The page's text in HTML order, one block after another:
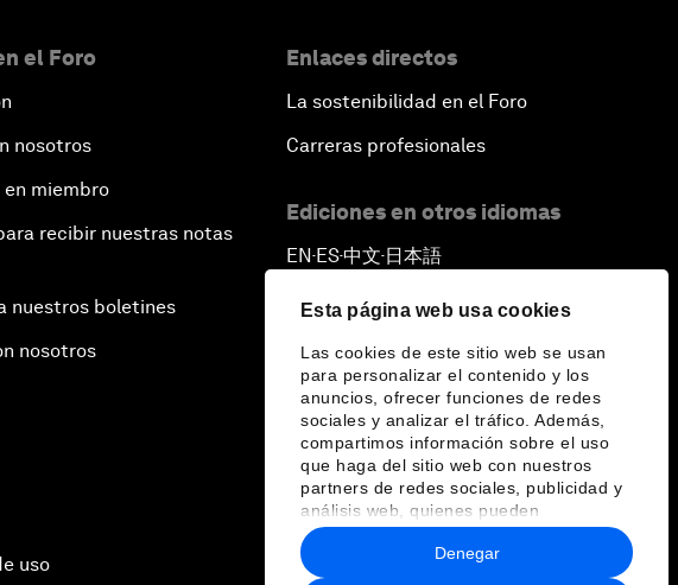
Esta página web usa cookies
Las cookies de este sitio web se usan
para personalizar el contenido y los
anuncios, ofrecer funciones de redes
sociales y analizar el tráfico. Además,
compartimos información sobre el uso
que haga del sitio web con nuestros
partners de redes sociales, publicidad y
análisis web, quienes pueden
combinarla con otra información que les
haya proporcionado o que hayan
recopilado a partir del uso que haya
Denegar
el Foro
nosotros
miembro
recibir nuestras notas
nuestros boletines
nosotros
Enlaces directos
La sostenibilidad en el Foro
Carreras profesionales
Ediciones en otros idiomas
EN ▪ES▪中文▪ 日本語
uso